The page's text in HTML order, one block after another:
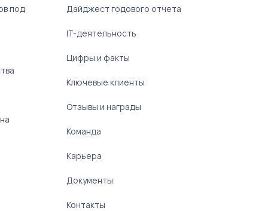
под
Дайджест годового отчета
IT-деятельность
Цифры и факты
Ключевые клиенты
Отзывы и награды
Команда
Карьера
Документы
Контакты